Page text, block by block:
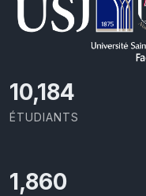
11,110
ÉTUDIANTS
2,029